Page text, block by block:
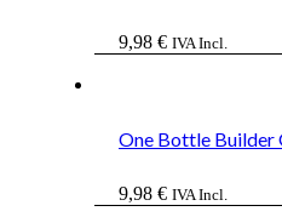
9,98 € IVA Incl.
One Bottle Builder
9,98 € IVA Incl.